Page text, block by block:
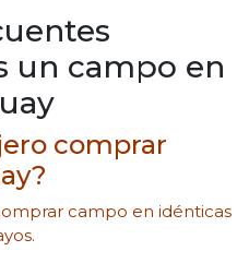
un campo en
comprar
campo en idénticas